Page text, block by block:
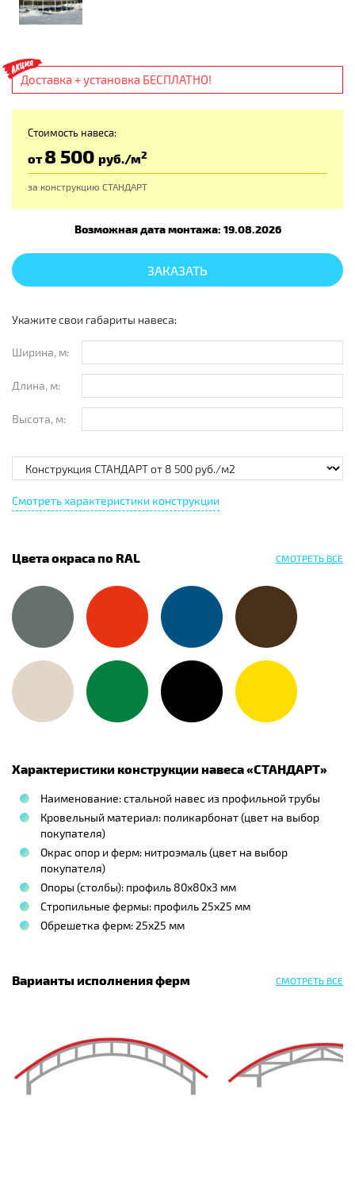
Доставка + установка БЕСПЛАТНО!
Стоимость навеса:
от8 500 руб./м2
за конструкцию СТАНДАРТ
Возможная дата монтажа: 19.08.2026
ЗАКАЗАТЬ
Укажите свои габариты навеса:
Ширина, м:
Длина, м:
Высота, м:
Смотреть характеристики конструкции
Цвета окраса по RAL СМОТРЕТЬ ВСЕ
Характеристики конструкции навеса «СТАНДАРТ»
Наименование: стальной навес из профильной трубы
Кровельный материал: поликарбонат (цвет на выбор
покупателя)
Окрас опор и ферм: нитроэмаль (цвет на выбор
покупателя)
Опоры (столбы): профиль 80х80х3 мм
Стропильные фермы: профиль 25х25 мм
Обрешетка ферм: 25х25 мм
Варианты исполнения ферм СМОТРЕТЬ ВСЕ